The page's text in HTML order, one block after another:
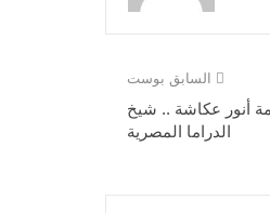
السابق بوست
أنور عكاشة .. شيخ
الدراما المصرية